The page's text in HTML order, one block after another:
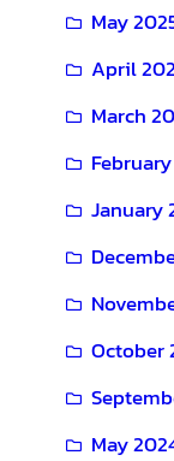
May
April
March
January
October
May